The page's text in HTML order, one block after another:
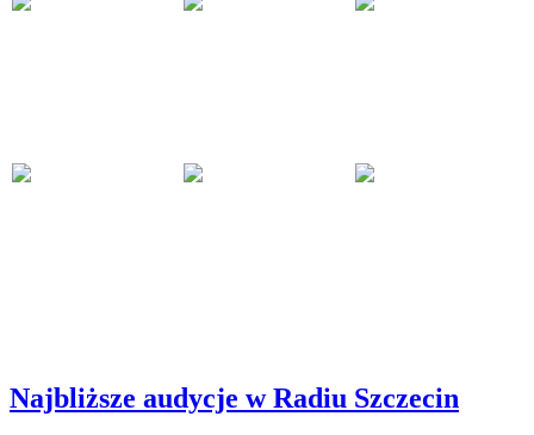
Najbliższe audycje w Radiu Szczecin